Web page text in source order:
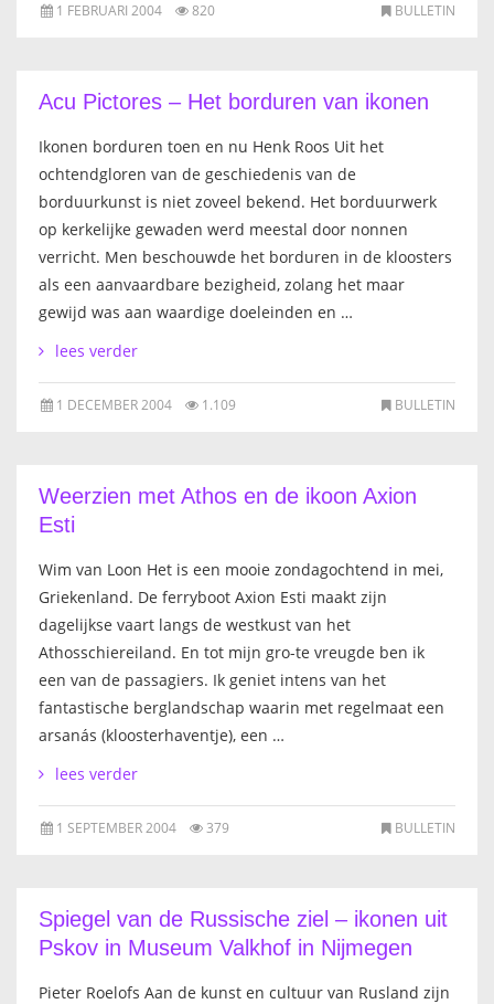
BULLETIN
1 FEBRUARI 2004 820
Acu Pictores – Het borduren van ikonen
Ikonen borduren toen en nu Henk Roos Uit het
ochtendgloren van de geschiedenis van de
borduurkunst is niet zoveel bekend. Het borduurwerk
op kerkelijke gewaden werd meestal door nonnen
verricht. Men beschouwde het borduren in de kloosters
als een aanvaardbare bezigheid, zolang het maar
gewijd was aan waardige doeleinden en …
lees verder
BULLETIN
1 DECEMBER 2004 1.109
Weerzien met Athos en de ikoon Axion
Esti
Wim van Loon Het is een mooie zondagochtend in mei,
Griekenland. De ferryboot Axion Esti maakt zijn
dagelijkse vaart langs de westkust van het
Athosschiereiland. En tot mijn gro-te vreugde ben ik
een van de passagiers. Ik geniet intens van het
fantastische berglandschap waarin met regelmaat een
arsanás (kloosterhaventje), een …
lees verder
BULLETIN
1 SEPTEMBER 2004 379
Spiegel van de Russische ziel – ikonen uit
Pskov in Museum Valkhof in Nijmegen
Pieter Roelofs Aan de kunst en cultuur van Rusland zijn